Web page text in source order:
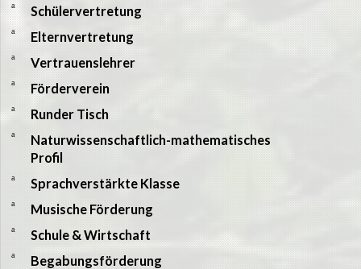
a Schülervertretung
a Elternvertretung
a Vertrauenslehrer
a Förderverein
a Runder Tisch
a
Naturwissenschaftlich-mathematisches
Profil
a Sprachverstärkte Klasse
a Musische Förderung
a Schule & Wirtschaft
a Begabungsförderung